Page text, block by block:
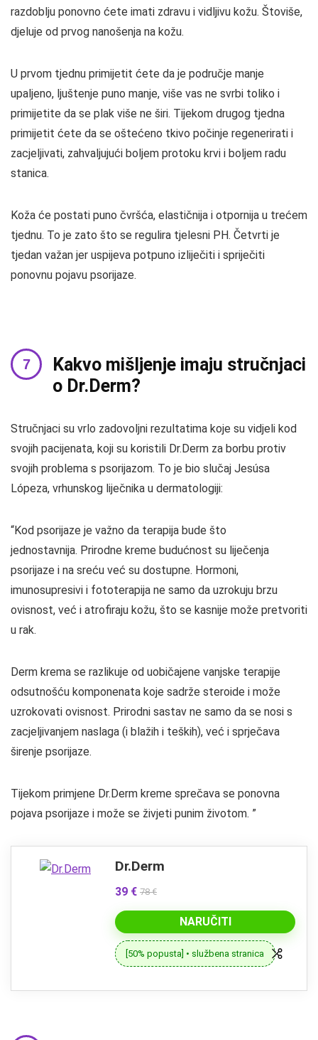
razdoblju ponovno ćete imati zdravu i vidljivu kožu. Štoviše,
djeluje od prvog nanošenja na kožu.
U prvom tjednu primijetit ćete da je područje manje
upaljeno, ljuštenje puno manje, više vas ne svrbi toliko i
primijetite da se plak više ne širi. Tijekom drugog tjedna
primijetit ćete da se oštećeno tkivo počinje regenerirati i
zacjeljivati, zahvaljujući boljem protoku krvi i boljem radu
stanica.
Koža će postati puno čvršća, elastičnija i otpornija u trećem
tjednu. To je zato što se regulira tjelesni PH. Četvrti je
tjedan važan jer uspijeva potpuno izliječiti i spriječiti
ponovnu pojavu psorijaze.
Kakvo mišljenje imaju stručnjaci
o Dr.Derm?
Stručnjaci su vrlo zadovoljni rezultatima koje su vidjeli kod
svojih pacijenata, koji su koristili Dr.Derm za borbu protiv
svojih problema s psorijazom. To je bio slučaj Jesúsa
Lópeza, vrhunskog liječnika u dermatologiji:
“Kod psorijaze je važno da terapija bude što
jednostavnija. Prirodne kreme budućnost su liječenja
psorijaze i na sreću već su dostupne. Hormoni,
imunosupresivi i fototerapija ne samo da uzrokuju brzu
ovisnost, već i atrofiraju kožu, što se kasnije može pretvoriti
u rak.
Derm krema se razlikuje od uobičajene vanjske terapije
odsutnošću komponenata koje sadrže steroide i može
uzrokovati ovisnost. Prirodni sastav ne samo da se nosi s
zacjeljivanjem naslaga (i blažih i teških), već i sprječava
širenje psorijaze.
Tijekom primjene Dr.Derm kreme sprečava se ponovna
pojava psorijaze i može se živjeti punim životom. ”
Dr.Derm
39 € 78 €
NARUČITI
[50% popusta] • službena stranica